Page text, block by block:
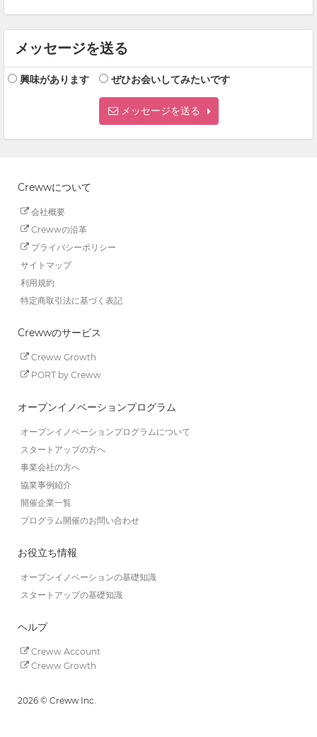
メッセージを送る
興味があります ぜひお会いしてみたいです
メッセージを送る
Crewwについて
会社概要
Crewwの沿革
プライバシーポリシー
サイトマップ
利用規約
特定商取引法に基づく表記
Crewwのサービス
Creww Growth
PORT by Creww
オープンイノベーションプログラム
オープンイノベーションプログラムについて
スタートアップの方へ
事業会社の方へ
協業事例紹介
開催企業一覧
プログラム開催のお問い合わせ
お役立ち情報
オープンイノベーションの基礎知識
スタートアップの基礎知識
ヘルプ
Creww Account
Creww Growth
2026 © Creww Inc.